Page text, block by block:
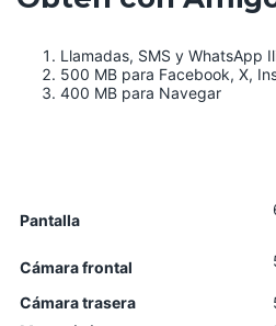
Obtén con
Llamadas, SMS y WhatsApp
500 MB para Facebook, X,